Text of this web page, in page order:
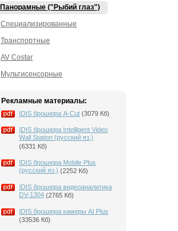
Панорамные ("Рыбий глаз")
Специализированные
Транспортные
AV Costar
Мультисенсорные
Рекламные материалы:
IDIS брошюра A-Cut (3079 Кб)
IDIS брошюра Intelligent Video
Wall Station (русский яз.)
(6331 Кб)
IDIS брошюра Mobile Plus
(русский яз.) (2252 Кб)
IDIS брошюра видеоаналитика
DV-1304 (2765 Кб)
IDIS брошюра камеры AI Plus
(33536 Кб)